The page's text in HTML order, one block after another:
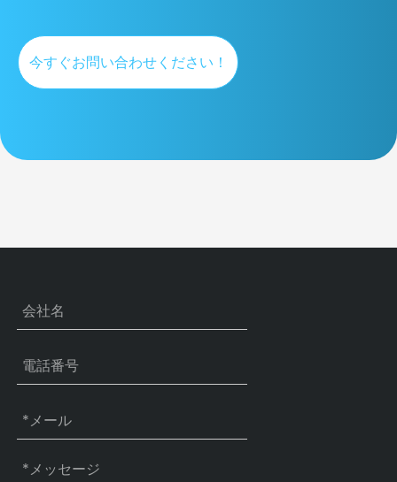
今すぐお問い合わせください！